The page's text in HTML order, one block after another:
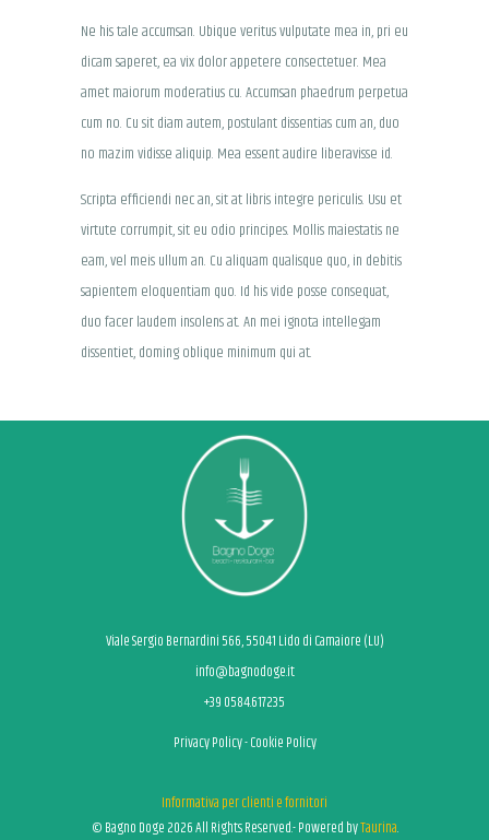
Ne his tale accumsan. Ubique veritus vulputate mea in, pri eu
dicam saperet, ea vix dolor appetere consectetuer. Mea
amet maiorum moderatius cu. Accumsan phaedrum perpetua
cum no. Cu sit diam autem, postulant dissentias cum an, duo
no mazim vidisse aliquip. Mea essent audire liberavisse id.
Scripta efficiendi nec an, sit at libris integre periculis. Usu et
virtute corrumpit, sit eu odio principes. Mollis maiestatis ne
eam, vel meis ullum an. Cu aliquam qualisque quo, in debitis
sapientem eloquentiam quo. Id his vide posse consequat,
duo facer laudem insolens at. An mei ignota intellegam
dissentiet, doming oblique minimum qui at.
Viale Sergio Bernardini 566, 55041 Lido di Camaiore (LU)
info@bagnodoge.it
+39 0584.617235
Privacy Policy-Cookie Policy
Informativa per clienti e fornitori
© Bagno Doge 2026 All Rights Reserved.- Powered byTaurina.